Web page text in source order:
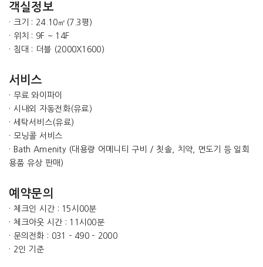
객실정보
· 크기 : 24.10㎡(7.3평)
· 위치 : 9F ~ 14F
· 침대 : 더블 (2000X1600)
서비스
· 무료 와이파이
· 시내외 자동전화(유료)
· 세탁서비스(유료)
· 모닝콜 서비스
· Bath Amenity (대용량 어메니티 구비 / 칫솔, 치약, 면도기 등 일회
용품 유상 판매)
예약문의
· 체크인 시간 : 15시00분
· 체크아웃 시간 : 11시00분
· 문의전화 : 031 – 490 – 2000
· 2인 기준